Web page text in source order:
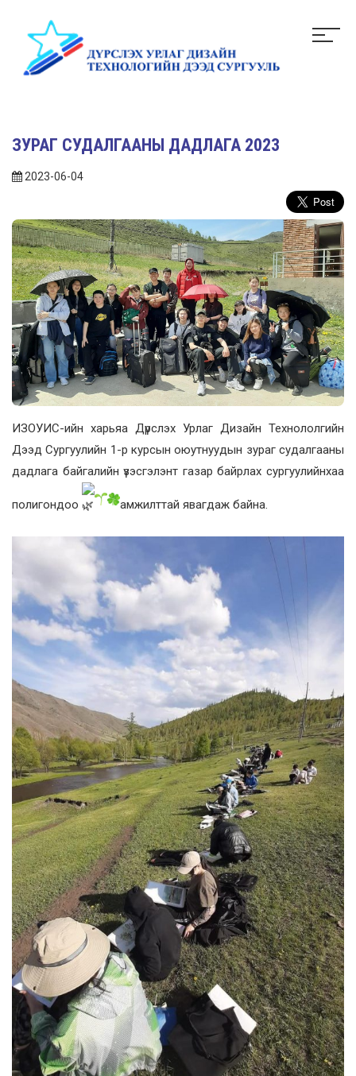
ЗУРАГ СУДАЛГААНЫ ДАДЛАГА 2023
2023-06-04
ИЗОУИС-ийн харьяа Дүрслэх Урлаг Дизайн Технололгийн
Дээд Сургуулийн 1-р курсын оюутнуудын зураг судалгааны
дадлага байгалийн үзэсгэлэнт газар байрлах сургуулийнхаа
полигондоо амжилттай явагдаж байна.